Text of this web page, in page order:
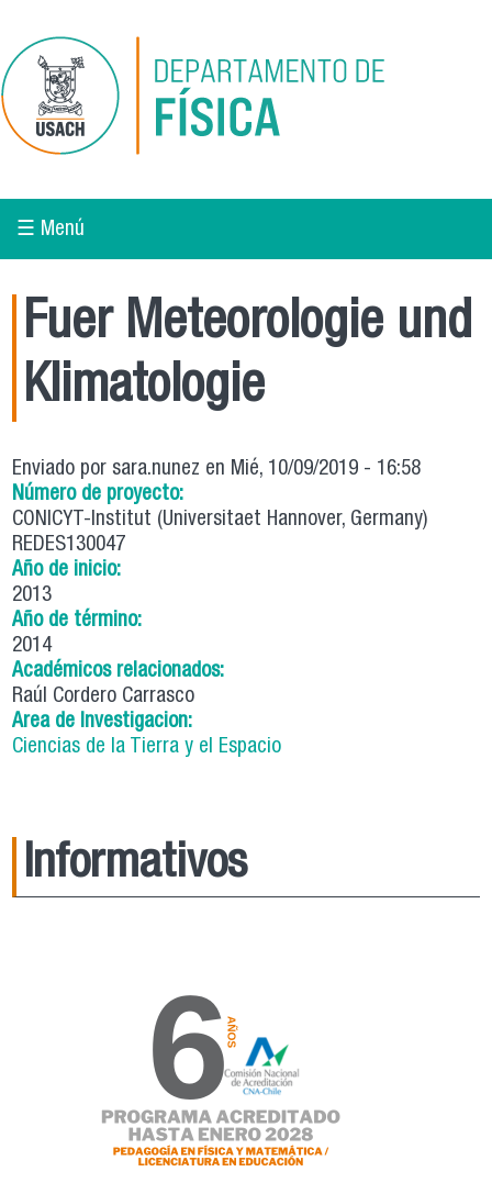
☰ Menú
Fuer Meteorologie und
Klimatologie
Enviado porsara.nunez en Mié, 10/09/2019 - 16:58
Número de proyecto:
CONICYT-Institut (Universitaet Hannover, Germany)
REDES130047
Año de inicio:
2013
Año de término:
2014
Académicos relacionados:
Raúl Cordero Carrasco
Area de Investigacion:
Ciencias de la Tierra y el Espacio
Informativos